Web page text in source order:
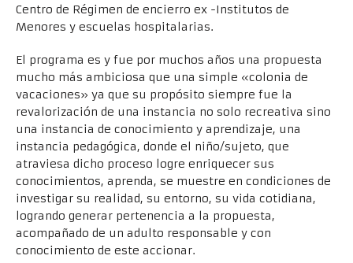
Centro de Régimen de encierro ex -Institutos de
Menores y escuelas hospitalarias.
El programa es y fue por muchos años una propuesta
mucho más ambiciosa que una simple «colonia de
vacaciones» ya que su propósito siempre fue la
revalorización de una instancia no solo recreativa sino
una instancia de conocimiento y aprendizaje, una
instancia pedagógica, donde el niño/sujeto, que
atraviesa dicho proceso logre enriquecer sus
conocimientos, aprenda, se muestre en condiciones de
investigar su realidad, su entorno, su vida cotidiana,
logrando generar pertenencia a la propuesta,
acompañado de un adulto responsable y con
conocimiento de este accionar.